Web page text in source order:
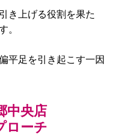
き上げる役割を果た
平足を引き起こす一因
中央店
ローチ